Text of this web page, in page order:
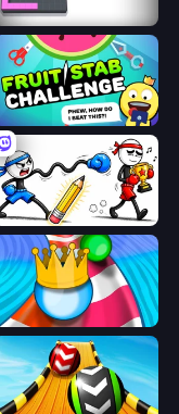
Color Fill 3D
Fruit Stab Challenge
Doodle Smash
Aquapark Balls Party